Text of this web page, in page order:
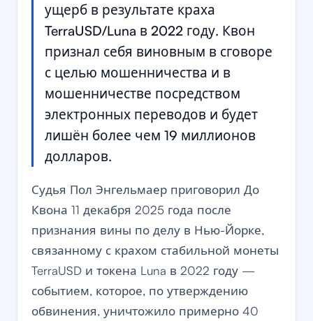
ущерб в результате краха
TerraUSD/Luna в 2022 году. Квон
признал себя виновным в сговоре
с целью мошенничества и в
мошенничестве посредством
электронных переводов и будет
лишён более чем 19 миллионов
долларов.
Судья Пол Энгельмаер приговорил До
Квона 11 декабря 2025 года после
признания вины по делу в Нью-Йорке,
связанному с крахом стабильной монеты
TerraUSD и токена Luna в 2022 году —
событием, которое, по утверждению
обвинения, уничтожило примерно 40